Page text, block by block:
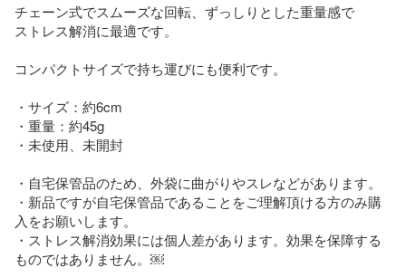
チェーン式でスムーズな回転、ずっしりとした重量感で
ストレス解消に最適です。
コンパクトサイズで持ち運びにも便利です。
・サイズ：約6cm
・重量：約45g
・未使用、未開封
・自宅保管品のため、外袋に曲がりやスレなどがあります。
・新品ですが自宅保管品であることをご理解頂ける方のみ購
入をお願いします。
・ストレス解消効果には個人差があります。効果を保障する
ものではありません。￼